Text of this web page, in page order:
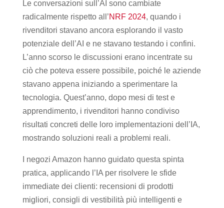
Le conversazioni sull’AI sono cambiate
radicalmente rispetto all’NRF 2024, quando i
rivenditori stavano ancora esplorando il vasto
potenziale dell’AI e ne stavano testando i confini.
L’anno scorso le discussioni erano incentrate su
ciò che poteva essere possibile, poiché le aziende
stavano appena iniziando a sperimentare la
tecnologia. Quest’anno, dopo mesi di test e
apprendimento, i rivenditori hanno condiviso
risultati concreti delle loro implementazioni dell’IA,
mostrando soluzioni reali a problemi reali.
I negozi Amazon hanno guidato questa spinta
pratica, applicando l’IA per risolvere le sfide
immediate dei clienti: recensioni di prodotti
migliori, consigli di vestibilità più intelligenti e